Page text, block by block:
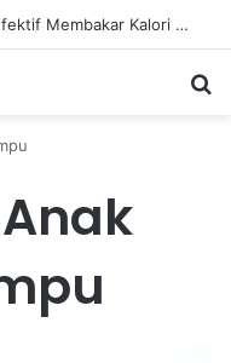
5 Buah Terbaik untuk Diet yang Efektif Membakar Kalori dengan Lebih Cepat